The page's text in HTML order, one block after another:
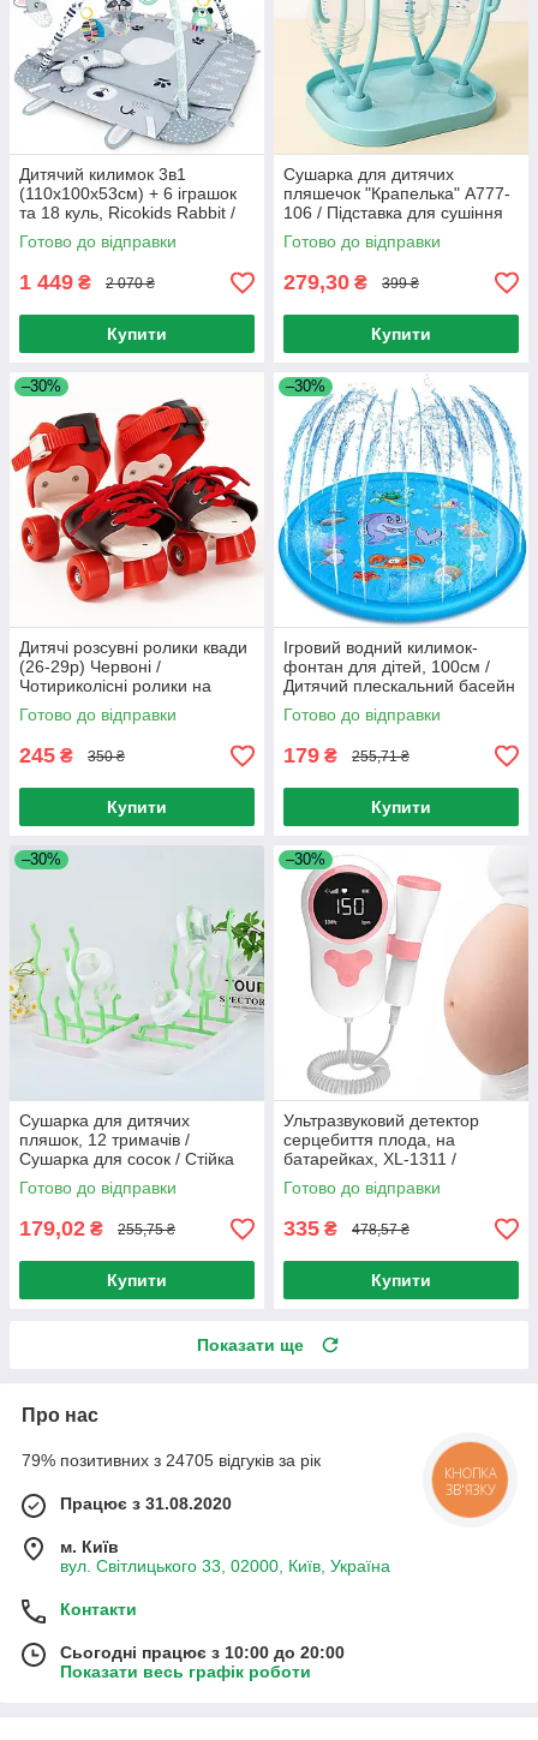
Дитячий килимок 3в1
(110х100х53см) + 6 іграшок
та 18 куль, Ricokids Rabbit /
Килимок для розвитку дітей
Готово до відправки
1 449 ₴ 2 070 ₴
Купити
Сушарка для дитячих
пляшечок "Крапелька" A777-
106 / Підставка для сушіння
пляшечок та сосок
Готово до відправки
279,30 ₴ 399 ₴
Купити
–30%
Дитячі розсувні ролики квади
(26-29р) Червоні /
Чотириколісні ролики на
взуття / Роликові ковзани
дитячі
Готово до відправки
245 ₴ 350 ₴
Купити
–30%
Ігровий водний килимок-
фонтан для дітей, 100см /
Дитячий плескальний басейн
Готово до відправки
179 ₴ 255,71 ₴
Купити
–30%
Сушарка для дитячих
пляшок, 12 тримачів /
Сушарка для сосок / Стійка
для сушіння дитячих пляшок
Готово до відправки
179,02 ₴ 255,75 ₴
Купити
–30%
Ультразвуковий детектор
серцебиття плода, на
батарейках, XL-1311 /
Доплер фетальний / Доплер
для вагітних
Готово до відправки
335 ₴ 478,57 ₴
Купити
Показати ще
Про нас
79% позитивних з 24705 відгуків за рік
Працює з 31.08.2020
м. Київ
вул. Світлицького 33, 02000, Київ, Україна
Контакти
Сьогодні працює з 10:00 до 20:00
Показати весь графік роботи
КНОПКА
ЗВ'ЯЗКУ